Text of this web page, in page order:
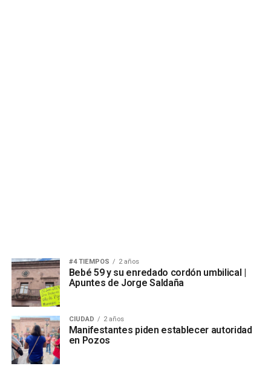
#4 TIEMPOS 2 años
Bebé 59 y su enredado cordón umbilical |
Apuntes de Jorge Saldaña
CIUDAD 2 años
Manifestantes piden establecer autoridad
en Pozos